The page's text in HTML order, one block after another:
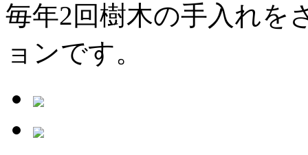
毎年2回樹木の手入れを
ョンです。